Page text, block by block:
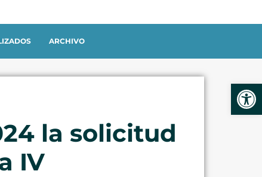
ARCHIVO
la solicitud
IV